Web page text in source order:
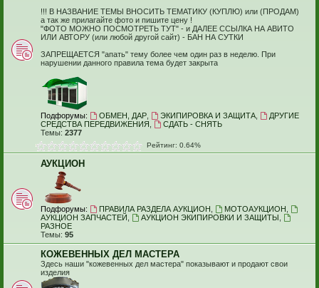
!!! В НАЗВАНИЕ ТЕМЫ ВНОСИТЬ ТЕМАТИКУ (КУПЛЮ) или (ПРОДАМ)
а так же прилагайте фото и пишите цену !
"ФОТО МОЖНО ПОСМОТРЕТЬ ТУТ" - и ДАЛЕЕ ССЫЛКА НА АВИТО
ИЛИ АВТОРУ (или любой другой сайт) - БАН НА СУТКИ
ЗАПРЕЩАЕТСЯ "апать" тему более чем один раз в неделю. При
нарушении данного правила тема будет закрыта
Подфорумы: ОБМЕН, ДАР, ЭКИПИРОВКА И ЗАЩИТА,
ДРУГИЕ
СРЕДСТВА ПЕРЕДВИЖЕНИЯ
СДАТЬ - СНЯТЬ
Темы: 2377
Рейтинг: 0.64%
АУКЦИОН
Подфорумы: ПРАВИЛА РАЗДЕЛА АУКЦИОН МОТОАУКЦИОН
АУКЦИОН ЗАПЧАСТЕЙ
АУКЦИОН ЭКИПИРОВКИ И ЗАЩИТЫ
РАЗНОЕ
Темы: 95
КОЖЕВЕННЫХ ДЕЛ МАСТЕРА
Здесь наши "кожевенных дел мастера" показывают и продают свои
изделия